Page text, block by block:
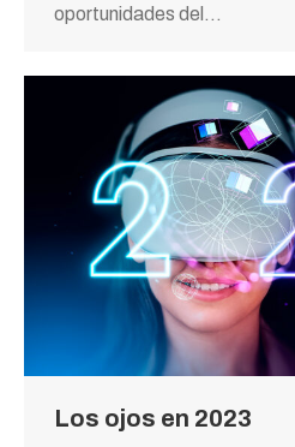
oportunidades del…
Los ojos en 2023